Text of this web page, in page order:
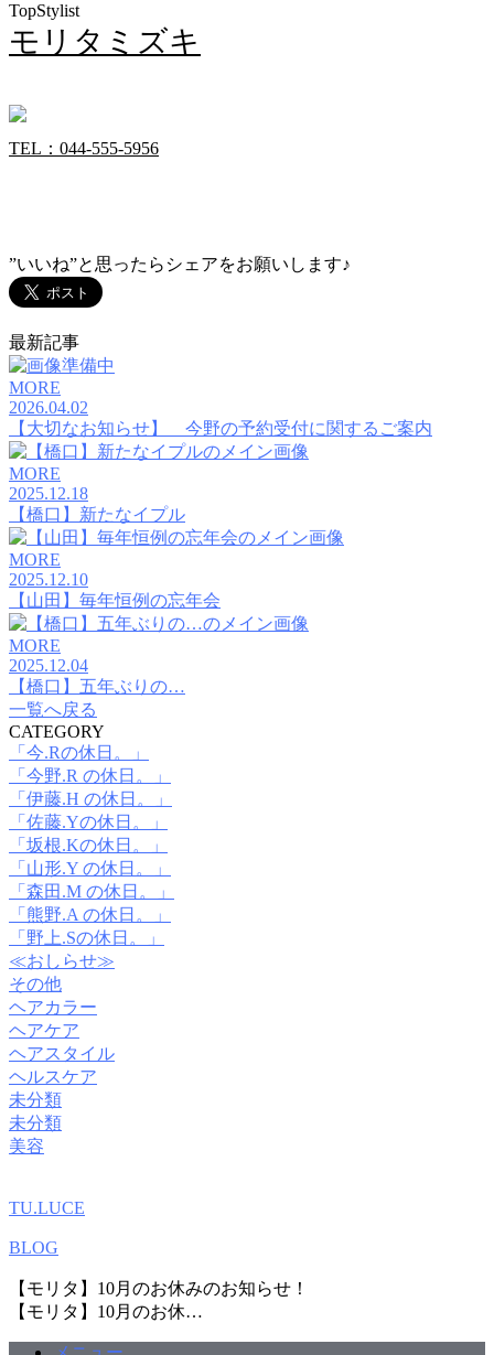
TopStylist
モリタミズキ
TEL：044-555-5956
”いいね”と思ったらシェアをお願いします♪
最新記事
MORE
2026.04.02
【大切なお知らせ】 今野の予約受付に関するご案内
MORE
2025.12.18
【橋口】新たなイプル
MORE
2025.12.10
【山田】毎年恒例の忘年会
MORE
2025.12.04
【橋口】五年ぶりの…
一覧へ戻る
CATEGORY
「今.Rの休日。」
「今野.R の休日。」
「伊藤.H の休日。」
「佐藤.Yの休日。」
「坂根.Kの休日。」
「山形.Y の休日。」
「森田.M の休日。」
「熊野.A の休日。」
「野上.Sの休日。」
≪おしらせ≫
その他
ヘアカラー
ヘアケア
ヘアスタイル
ヘルスケア
未分類
未分類
美容
TU.LUCE
BLOG
【モリタ】10月のお休みのお知らせ！
【モリタ】10月のお休…